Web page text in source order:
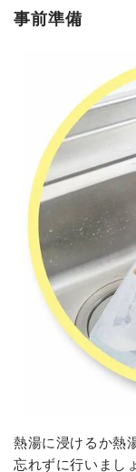
事前準備
熱湯に浸けるか熱
忘れずに行いまし